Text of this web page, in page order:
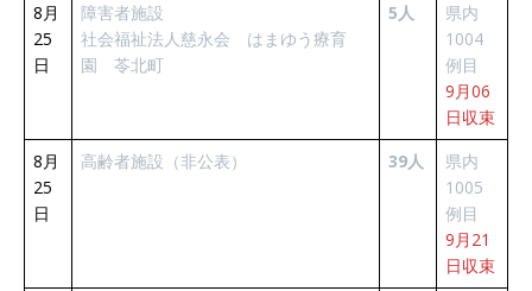
8月
25
日
障害者施設
社会福祉法人慈永会 はまゆう療育
園 苓北町
5人
県内
1004
例目
9月06
日収束
8月
25
日
高齢者施設（非公表） 39人
県内
1005
例目
9月21
日収束